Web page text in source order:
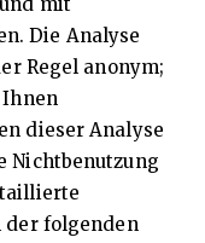
Die Analyse
Regel anonym;
Ihnen
dieser Analyse
Nichtbenutzung
der folgenden